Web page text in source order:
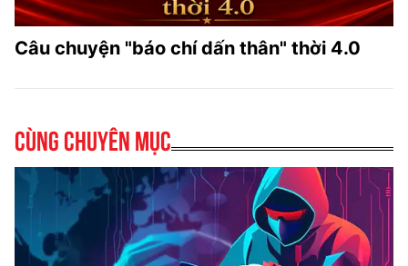
Câu chuyện "báo chí dấn thân" thời 4.0
Cùng chuyên mục